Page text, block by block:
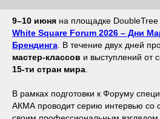
9–10 июня на площадке DoubleTree
White Square Forum 2026 – Дни
Брендинга . В течение двух дней
мастер-классов и выступлений от
15-ти стран мира
В рамках подготовки к Форуму
АКМА проводит серию интервью со